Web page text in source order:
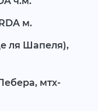
м.
ля Шапеля),
мтх-